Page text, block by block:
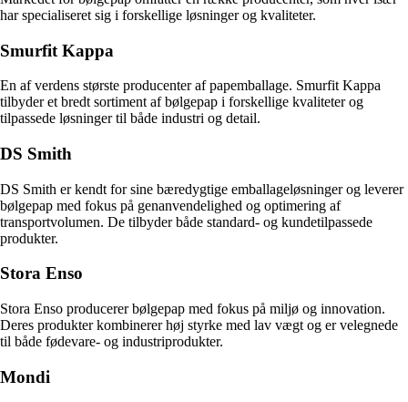
har specialiseret sig i forskellige løsninger og kvaliteter.
Smurfit Kappa
En af verdens største producenter af papemballage. Smurfit Kappa
tilbyder et bredt sortiment af bølgepap i forskellige kvaliteter og
tilpassede løsninger til både industri og detail.
DS Smith
DS Smith er kendt for sine bæredygtige emballageløsninger og leverer
bølgepap med fokus på genanvendelighed og optimering af
transportvolumen. De tilbyder både standard- og kundetilpassede
produkter.
Stora Enso
Stora Enso producerer bølgepap med fokus på miljø og innovation.
Deres produkter kombinerer høj styrke med lav vægt og er velegnede
til både fødevare- og industriprodukter.
Mondi